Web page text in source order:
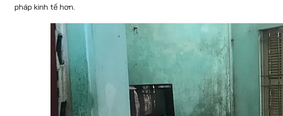
pháp kinh tế hơn.